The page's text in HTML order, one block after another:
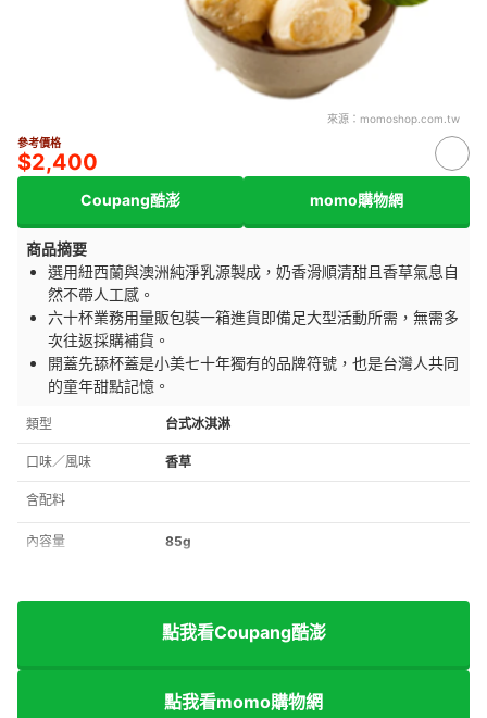
來源： momoshop.com.tw
參考價格
$2,400
Coupang酷澎 momo購物網
商品摘要
選用紐西蘭與澳洲純淨乳源製成，奶香滑順清甜且香草氣息自
然不帶人工感。
六十杯業務用量販包裝一箱進貨即備足大型活動所需，無需多
次往返採購補貨。
開蓋先舔杯蓋是小美七十年獨有的品牌符號，也是台灣人共同
的童年甜點記憶。
類型 台式冰淇淋
口味／風味 香草
含配料
內容量 85g
點我看Coupang酷澎
點我看momo購物網